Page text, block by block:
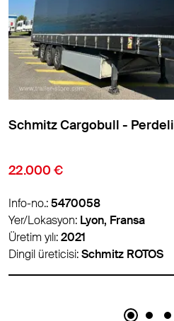
Schmitz Cargobull - Perdeli
9.850 €
Info-no.:5474007
Yer/Lokasyon:Lyon, Fransa
Üretim yılı:2016
Dingil üreticisi:Schmitz ROTOS